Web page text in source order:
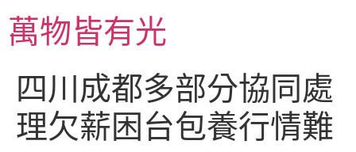
主萬物皆有光
四川成都多部分協同處
理欠薪困台包養行情難